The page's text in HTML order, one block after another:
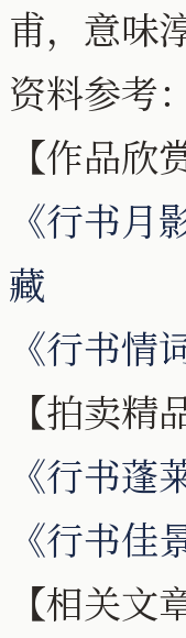
甫，意味
资料参考：
【作品欣
《行书
藏
《行书
【拍卖精
《行书
《行书
【相关文